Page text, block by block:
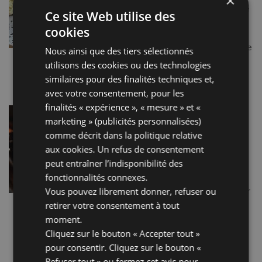
apprécié en Émilie-Romagne. Ce
dessert rustique est
café au lait le matin ou d’un verre
d’Albana à la fin […]
Lire la suite…
LE SANGIOVESE DI
ROMAGNA
Le Sangiovese di Romagna est
un vin DOC produit dans un
territoire qui comprend les
provinces de Ravenne, Forlì-
Cesena et Rimini. Il a une couleur
rouge rubis avec des reflets
Lire la suite…
Ce site Web utilise des
cookies
Nous ainsi que des tiers sélectionnés
utilisons des cookies ou des technologies
similaires pour des finalités techniques et,
avec votre consentement, pour les
finalités « expérience », « mesure » et «
marketing » (publicités personnalisées)
comme décrit dans la politique relative
aux cookies. Un refus de consentement
peut entraîner l’indisponibilité des
fonctionnalités connexes.
Vous pouvez librement donner, refuser ou
retirer votre consentement à tout
moment.
Cliquez sur le bouton « Accepter tout »
pour consentir. Cliquez sur le bouton «